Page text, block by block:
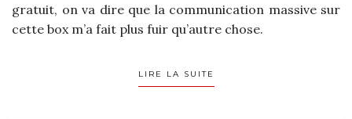
gratuit, on va dire que la communication massive sur
cette box m’a fait plus fuir qu’autre chose.
LIRE LA SUITE